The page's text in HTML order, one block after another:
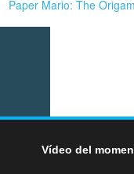
Paper Mario: The
Vídeo del